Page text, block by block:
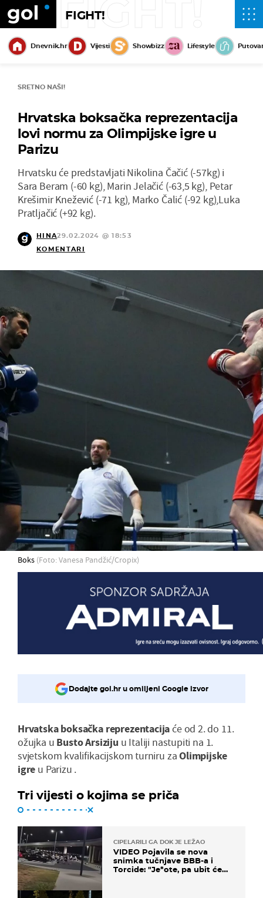
FIGHT!
FIGHT!
Dnevnik.hr Vijesti Showbizz Lifestyle
SRETNO NAŠI!
Hrvatska boksačka reprezentacija
lovi normu za Olimpijske igre u
Parizu
Hrvatsku će predstavljati Nikolina Čačić (-57kg) i
Sara Beram (-60 kg), Marin Jelačić (-63,5 kg), Petar
Krešimir Knežević (-71 kg), Marko Čalić (-92 kg),Luka
Pratljačić (+92 kg).
HINA29.02.2024 @ 18:53
KOMENTARI
Boks (Foto: Vanesa Pandžić/Cropix)
Dodajte gol.hr u omiljeni Google izvor
Hrvatska boksačka reprezentacijaće od 2. do 11.
ožujka u Busto Arsiziju u Italiji nastupiti na 1.
svjetskom kvalifikacijskom turniru zaOlimpijske
igre u Parizu .
Tri vijesti o kojima se priča
CIPELARILI GA DOK JE LEŽAO
VIDEO Pojavila se nova
snimka tučnjave BBB-a i
Torcide: "Je*ote, pa ubit će